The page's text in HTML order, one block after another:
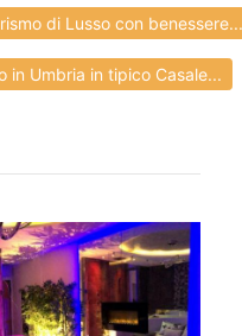
di Lusso con benessere...
in Umbria in tipico Casale...